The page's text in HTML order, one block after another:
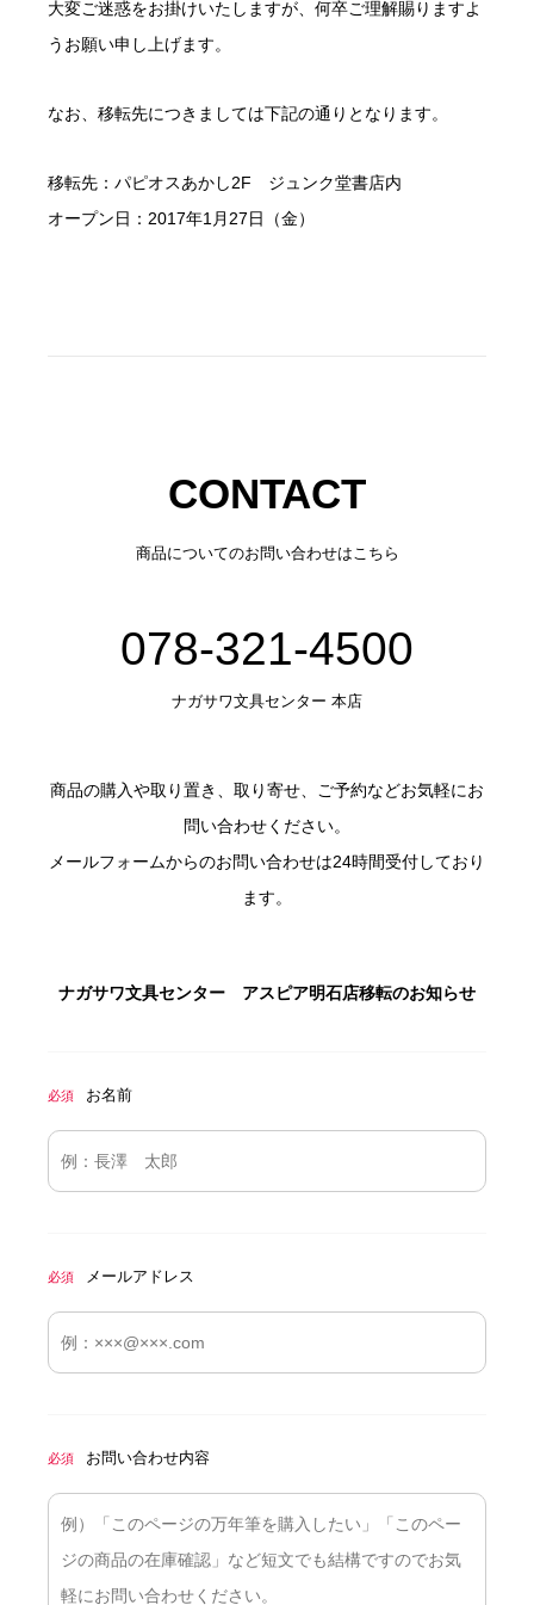
大変ご迷惑をお掛けいたしますが、何卒ご理解賜りますよ
うお願い申し上げます。
なお、移転先につきましては下記の通りとなります。
移転先：パピオスあかし2F ジュンク堂書店内
オープン日：2017年1月27日（金）
CONTACT
商品についてのお問い合わせはこちら
078-321-4500
ナガサワ文具センター 本店
商品の購入や取り置き、取り寄せ、ご予約などお気軽にお
問い合わせください。
メールフォームからのお問い合わせは24時間受付しており
ます。
ナガサワ文具センター アスピア明石店移転のお知らせ
必須 お名前
必須 メールアドレス
必須 お問い合わせ内容